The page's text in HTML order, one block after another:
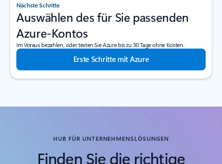
Nächste Schritte
Auswählen des für Sie passenden
Azure-Kontos
Im Voraus bezahlen, oder testen Sie Azure bis zu 30 Tage ohne Kosten.
Erste Schritte mit Azure
HUB FÜR UNTERNEHMENSLÖSUNGEN
Finden Sie die richtige